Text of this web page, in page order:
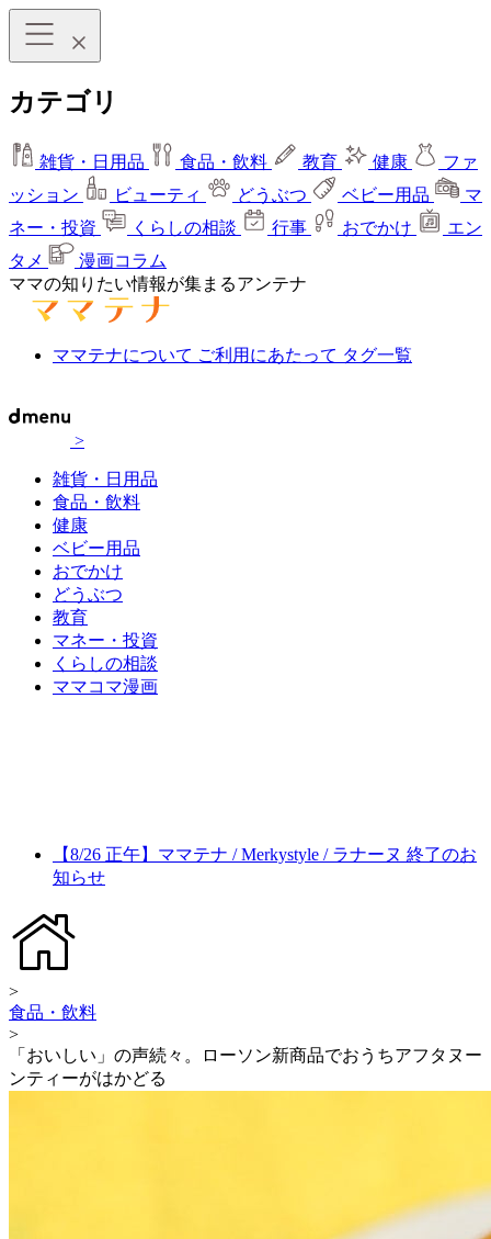
カテゴリ
雑貨・日用品 食品・飲料 教育 健康
ファ
ッション
ビューティ どうぶつ ベビー用品
マ
ネー・投資
くらしの相談 行事 おでかけ
エン
タメ
漫画コラム
ママの知りたい情報が集まるアンテナ
ママテナについて ご利用にあたって タグ一覧
>
雑貨・日用品
食品・飲料
健康
ベビー用品
おでかけ
どうぶつ
教育
マネー・投資
くらしの相談
ママコマ漫画
【8/26 正午】ママテナ / Merkystyle / ラナーヌ 終了のお
知らせ
>
食品・飲料
>
「おいしい」の声続々。ローソン新商品でおうちアフタヌー
ンティーがはかどる